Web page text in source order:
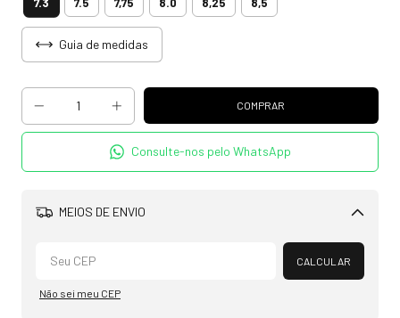
Guia de medidas
Consulte-nos pelo WhatsApp
MEIOS DE ENVIO
Alterar CEP
CALCULAR
Não sei meu CEP